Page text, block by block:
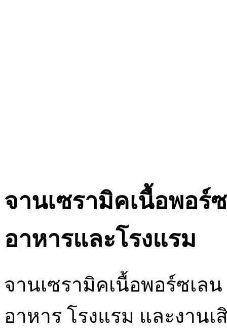
จานเซรามิคเนื้อพอร์
อาหารและโรงแรม
จานเซรามิคเนื้อพอร์ซเล
อาหาร โรงแรม และงาน